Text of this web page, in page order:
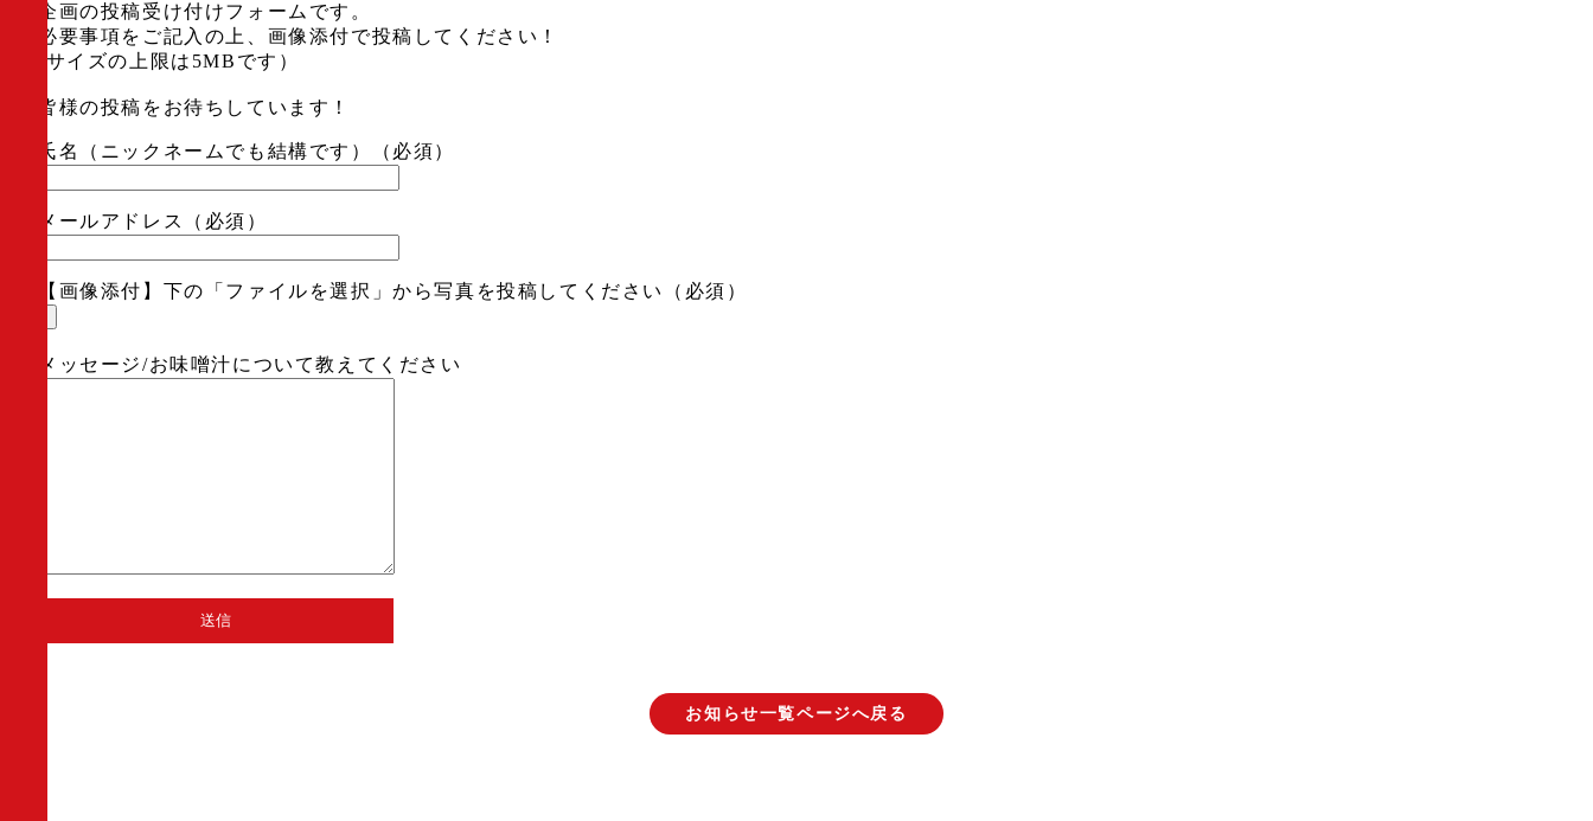
企画の投稿受け付けフォームです。
必要事項をご記入の上、画像添付で投稿してください！
(サイズの上限は5MBです）
皆様の投稿をお待ちしています！
氏名（ニックネームでも結構です）（必須）
メールアドレス（必須）
【画像添付】下の「ファイルを選択」から写真を投稿してください（必須）
メッセージ/お味噌汁について教えてください
お知らせ一覧ページへ戻る